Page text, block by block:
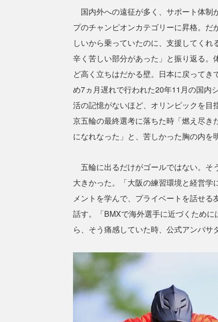
国内外への遠征が多く、サポート体制
プのチャンピオンカテゴリーに昇格。
しいから乗っていたのに、支援してく
辛く苦しい部分があった」と振り返る
ど高く立ちはだかる壁。日本に戻って
め7ヵ月遅れで行われた20年11月の国内
活の記憶がないほど、オリンピックを
京五輪の最終選考に落ちた時「燃え尽
になれなった」と、苦しかった胸の内を
五輪に出るだけがゴールではない。そ
大きかった。「大阪の練習環境と経営
メントを学んで、プライベートを話せ
話す。「BMXで海外選手に近づくため
ら、そう痛感していた時、公式アンバサ